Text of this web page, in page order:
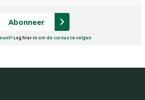
Abonneer
Log hier in om de cursus te volgen